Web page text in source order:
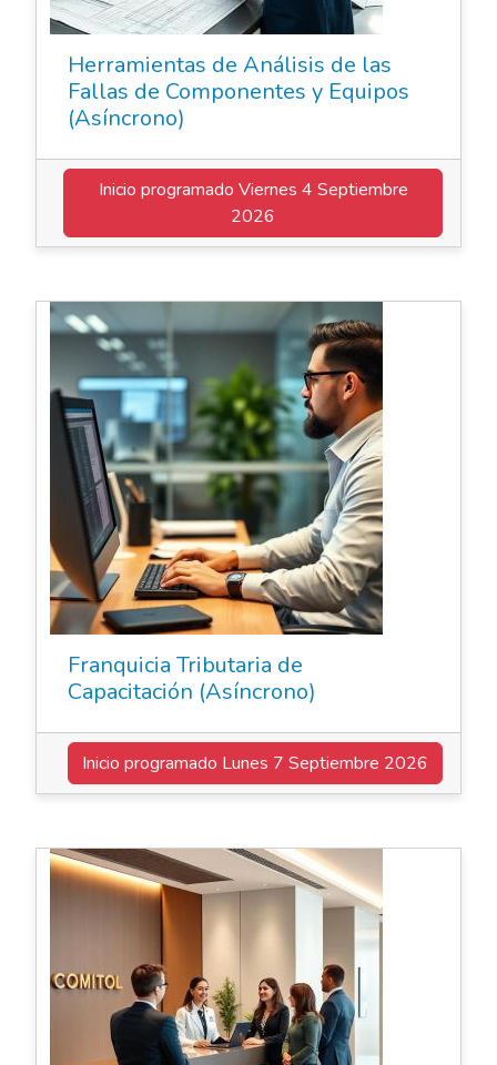
Herramientas de Análisis de las
Fallas de Componentes y Equipos
(Asíncrono)
Inicio programado Viernes 4 Septiembre
2026
Franquicia Tributaria de
Capacitación (Asíncrono)
Inicio programado Lunes 7 Septiembre 2026